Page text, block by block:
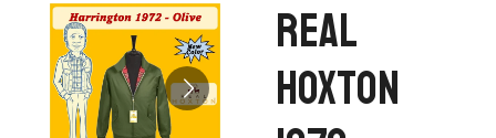
Real
Hoxton